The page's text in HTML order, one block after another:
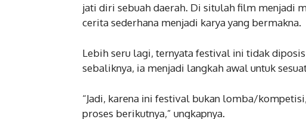
jati diri sebuah daerah. Di situlah film menjadi
cerita sederhana menjadi karya yang bermakna.
Lebih seru lagi, ternyata festival ini tidak
sebaliknya, ia menjadi langkah awal untuk
“Jadi, karena ini festival bukan lomba/
proses berikutnya,” ungkapnya.